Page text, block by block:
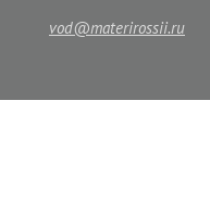
vod@materirossii.ru